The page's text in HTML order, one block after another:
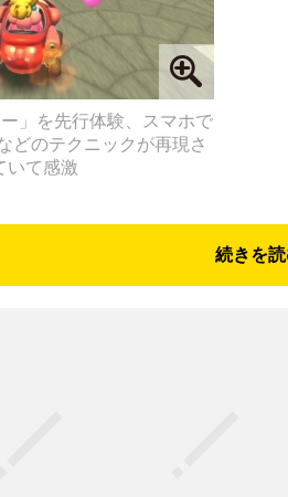
ー」を先行体験、スマホで
どのテクニックが再現さ
いて感激
続きを